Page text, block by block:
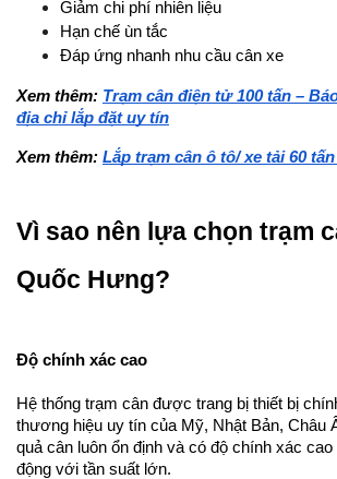
Giảm chi phí nhiên liệu
Hạn chế ùn tắc
Đáp ứng nhanh nhu cầu cân xe
Xem thêm: Trạm cân điện tử 100 tấn –
địa chỉ lắp đặt uy tín
Xem thêm: Lắp trạm cân ô tô/ xe tải 60
Vì sao nên lựa chọn trạm
Quốc Hưng?
Độ chính xác cao
Hệ thống trạm cân được trang bị thiết bị
thương hiệu uy tín của Mỹ, Nhật Bản, Châu
quả cân luôn ổn định và có độ chính xác
động với tần suất lớn.